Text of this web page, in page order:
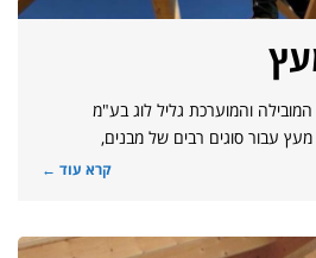
והמוערכת גליל לוג בע"מ
עבור סוגים רבים של מבנים,
קרא עוד ←